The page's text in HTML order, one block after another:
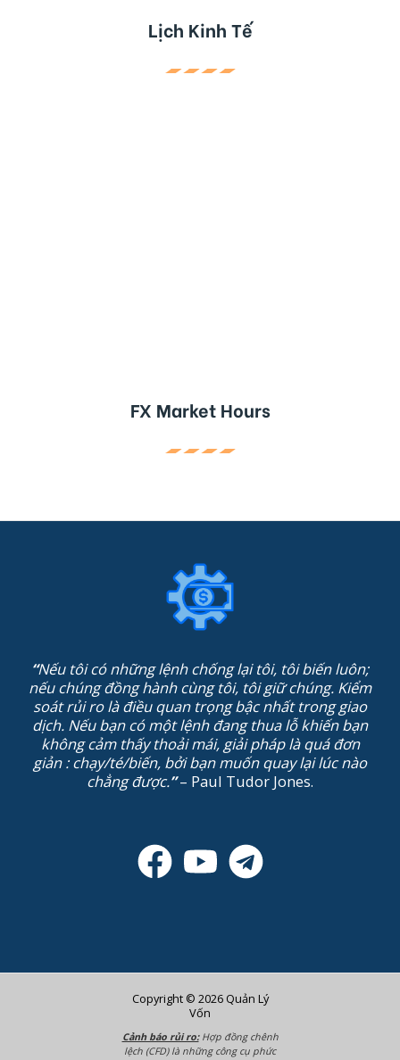
Lịch Kinh Tế
FX Market Hours
“Nếu tôi có những lệnh chống lại tôi, tôi biến luôn;
nếu chúng đồng hành cùng tôi, tôi giữ chúng. Kiểm
soát rủi ro là điều quan trọng bậc nhất trong giao
dịch. Nếu bạn có một lệnh đang thua lỗ khiến bạn
không cảm thấy thoải mái, giải pháp là quá đơn
giản : chạy/té/biến, bởi bạn muốn quay lại lúc nào
chẳng được.”– Paul Tudor Jones.
Copyright © 2026 Quản Lý
Vốn
Cảnh báo rủi ro:Hợp đồng chênh
lệch (CFD) là những công cụ phức